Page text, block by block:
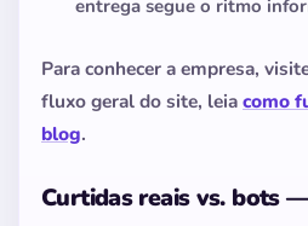
entrega segue o ritmo
Para conhecer a empresa,
fluxo geral do site, leiacomo
blog.
Curtidas reais vs. bots